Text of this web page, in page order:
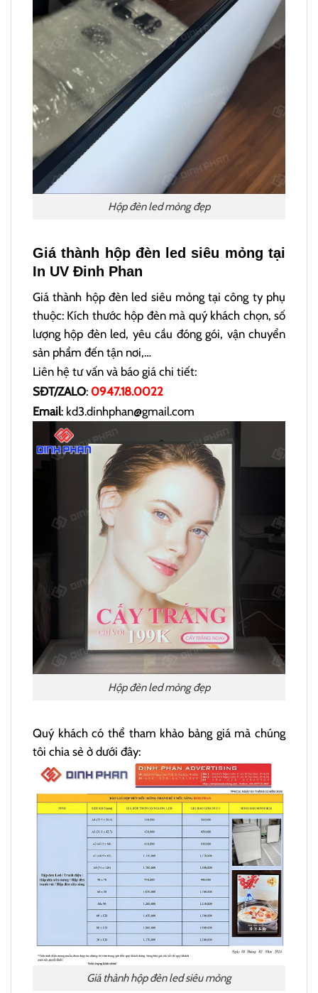
Hộp đèn led mỏng đẹp
Giá thành hộp đèn led siêu mỏng tại
In UV Đinh Phan
Giá thành hộp đèn led siêu mỏng tại công ty phụ
thuộc: Kích thước hộp đèn mà quý khách chọn, số
lượng hộp đèn led, yêu cầu đóng gói, vận chuyển
sản phẩm đến tận nơi,…
Liên hệ tư vấn và báo giá chi tiết:
SĐT/ZALO: 0947.18.0022
Email: kd3.dinhphan@gmail.com
Hộp đèn led mỏng đẹp
Quý khách có thể tham khảo bảng giá mà chúng
tôi chia sẻ ở dưới đây:
Giá thành hộp đèn led siêu mỏng